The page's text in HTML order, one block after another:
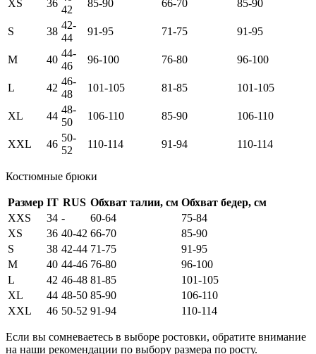
XS
36
42
85-90 66-70 85-90
S 38
42-
44
91-95 71-75 91-95
M 40
44-
46
96-100 76-80 96-100
L 42
46-
48
101-105 81-85 101-105
XL 44
48-
50
106-110 85-90 106-110
XXL 46
50-
52
110-114 91-94 110-114
Костюмные брюки
Размер IT RUS Обхват талии, см Обхват бедер, см
XXS
34 - 60-64
75-84
XS
36 40-42 66-70
85-90
S
38 42-44 71-75
91-95
M
40 44-46 76-80
96-100
L
42 46-48 81-85
101-105
XL
44 48-50 85-90
106-110
XXL
46 50-52 91-94 110-114
Если вы сомневаетесь в выборе ростовки, обратите внимание
на наши рекомендации по выбору размера по росту.